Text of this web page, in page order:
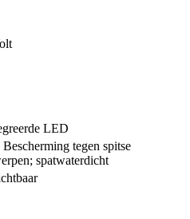
LED
tegen spitse
spatwaterdicht